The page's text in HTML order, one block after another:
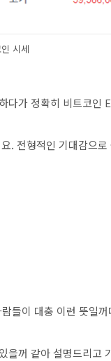
시세
다가 정확히 비트코인
. 전형적인 기대감으
들이 대충 이런 뜻일
을꺼 같아 설명드리고